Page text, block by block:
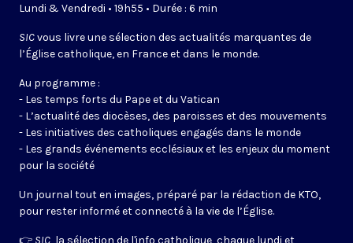
Lundi & Vendredi • 19h55 • Durée : 6 min
SICvous livre une sélection des actualités marquantes de
l’Église catholique, en France et dans le monde.
Au programme :
- Les temps forts du Pape et du Vatican
- L’actualité des diocèses, des paroisses et des mouvements
- Les initiatives des catholiques engagés dans le monde
- Les grands événements ecclésiaux et les enjeux du moment
pour la société
Un journal tout en images, préparé par la rédaction de KTO,
pour rester informé et connecté à la vie de l’Église.
👉 SIC, la sélection de l'info catholique, chaque lundi et